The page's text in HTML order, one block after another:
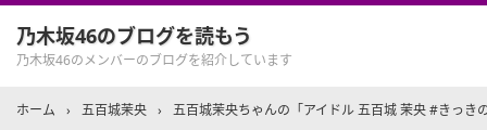
乃木坂46のブログを読もう
乃木坂46のメンバーのブログを紹介しています
ホーム › 五百城茉央 › 五百城茉央ちゃんの「アイドル 五百城 茉央 #きっき